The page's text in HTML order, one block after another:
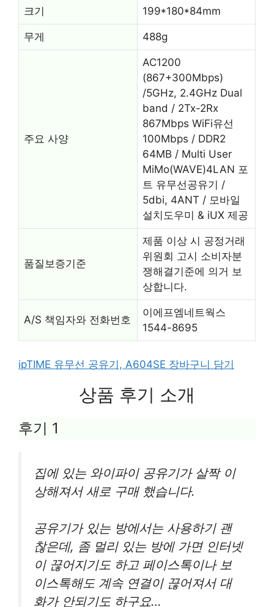
크기 199*180*84mm
무게 488g
주요 사양
AC1200
(867+300Mbps)
/5GHz, 2.4GHz Dual
band / 2Tx-2Rx
867Mbps WiFi유선
100Mbps / DDR2
64MB / Multi User
MiMo(WAVE)4LAN 포
트 유무선공유기 /
5dbi, 4ANT / 모바일
설치도우미 & iUX 제공
품질보증기준
제품 이상 시 공정거래
위원회 고시 소비자분
쟁해결기준에 의거 보
상합니다.
A/S 책임자와 전화번호
이에프엠네트웍스
1544-8695
ipTIME 유무선 공유기, A604SE 장바구니 담기
상품 후기 소개
후기 1
집에 있는 와이파이 공유기가 살짝 이
상해져서 새로 구매 했습니다.
공유기가 있는 방에서는 사용하기 괜
찮은데, 좀 멀리 있는 방에 가면 인터넷
이 끊어지기도 하고 페이스톡이나 보
이스톡해도 계속 연결이 끊어져서 대
화가 안되기도 하구요…